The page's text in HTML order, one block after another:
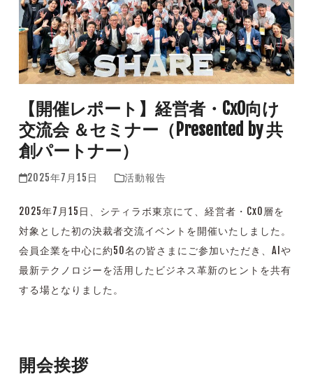
【開催レポート】経営者・CxO向け
交流会 ＆セミナー（Presented by 共
創パートナー）
2025年7月15日 活動報告
2025年7月15日、シティラボ東京にて、経営者・CxO層を
対象とした初の決裁者交流イベントを開催いたしました。
会員企業を中心に約50名の皆さまにご参加いただき、AIや
最新テクノロジーを活用したビジネス革新のヒントを共有
する場となりました。
開会挨拶